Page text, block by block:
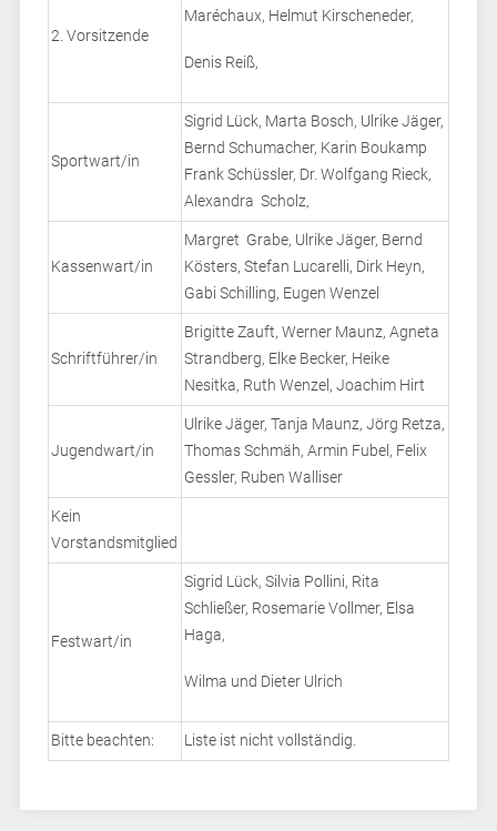
2. Vorsitzende
Maréchaux, Helmut Kirscheneder,
Denis Reiß,
Sportwart/in
Sigrid Lück, Marta Bosch, Ulrike Jäger,
Bernd Schumacher, Karin Boukamp
Frank Schüssler, Dr. Wolfgang Rieck,
Alexandra Scholz,
Kassenwart/in
Margret Grabe, Ulrike Jäger, Bernd
Kösters, Stefan Lucarelli, Dirk Heyn,
Gabi Schilling, Eugen Wenzel
Schriftführer/in
Brigitte Zauft, Werner Maunz, Agneta
Strandberg, Elke Becker, Heike
Nesitka, Ruth Wenzel, Joachim Hirt
Jugendwart/in
Ulrike Jäger, Tanja Maunz, Jörg Retza,
Thomas Schmäh, Armin Fubel, Felix
Gessler, Ruben Walliser
Kein
Vorstandsmitglied
Festwart/in
Sigrid Lück, Silvia Pollini, Rita
Schließer, Rosemarie Vollmer, Elsa
Haga,
Wilma und Dieter Ulrich
Bitte beachten: Liste ist nicht vollständig.